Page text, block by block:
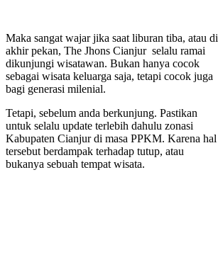
Maka sangat wajar jika saat liburan tiba, atau di
akhir pekan, The Jhons Cianjur selalu ramai
dikunjungi wisatawan. Bukan hanya cocok
sebagai wisata keluarga saja, tetapi cocok juga
bagi generasi milenial.
Tetapi, sebelum anda berkunjung. Pastikan
untuk selalu update terlebih dahulu zonasi
Kabupaten Cianjur di masa PPKM. Karena hal
tersebut berdampak terhadap tutup, atau
bukanya sebuah tempat wisata.